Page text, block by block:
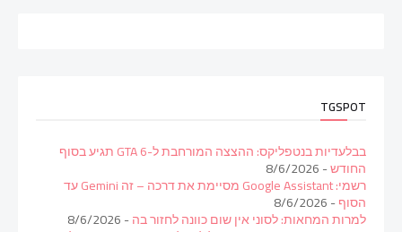
TGSPOT
בבלעדיות בנטפליקס: ההצצה המורחבת ל-GTA 6 תגיע בסוף
החודש- 8/6/2026
רשמי: Google Assistant מסיימת את דרכה – זה Gemini עד
הסוף- 8/6/2026
למרות המחאות: לסוני אין שום כוונה לחזור בה- 8/6/2026